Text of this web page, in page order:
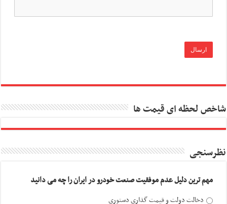
شاخص لحظه ای قیمت ها
نظرسنجی
مهم ترین دلیل عدم موفقیت صنعت خودرو در ایران را چه می دانید
دخالت دولت و قیمت گذاری دستوری